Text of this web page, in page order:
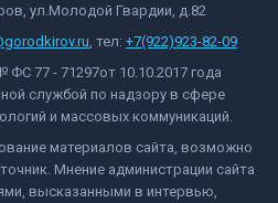
ул.Молодой Гвардии, д.82
, тел: +7(922)923-82-09
77 - 71297от 10.10.2017 года
службой по надзору в сфере
и массовых коммуникаций.
материалов сайта, возможно
Мнение администрации сайта
высказанными в интервью,